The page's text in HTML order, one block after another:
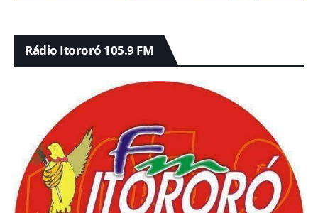
Rádio Itororó 105.9 FM